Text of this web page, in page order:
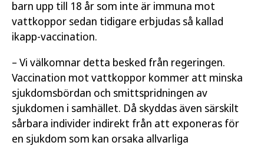
barn upp till 18 år som inte är immuna mot
vattkoppor sedan tidigare erbjudas så kallad
ikapp-vaccination.
– Vi välkomnar detta besked från regeringen.
Vaccination mot vattkoppor kommer att minska
sjukdomsbördan och smittspridningen av
sjukdomen i samhället. Då skyddas även särskilt
sårbara individer indirekt från att exponeras för
en sjukdom som kan orsaka allvarliga